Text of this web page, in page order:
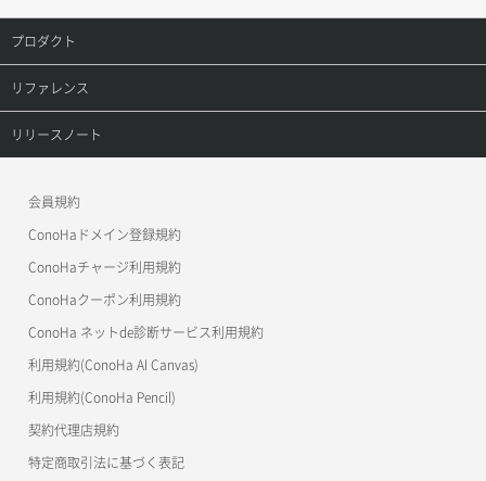
ポートデタッチ
ボリュームアタッチ
ボリュームデタッチ
レコード更新
レコード詳細取得
プロダクト
プロダクトトップ
ConoHa VPS(Ver.3.0)
ConoHa for GAME
リファレンス
リファレンストップ
OpenStack CLI
Terraform
s3cmd
公開API(ConoHa VPS Ver.2.0)
リリースノート
会員規約
ConoHaドメイン登録規約
ConoHaチャージ利用規約
ConoHaクーポン利用規約
ConoHa ネットde診断サービス利用規約
利用規約(ConoHa AI Canvas)
利用規約(ConoHa Pencil)
契約代理店規約
特定商取引法に基づく表記